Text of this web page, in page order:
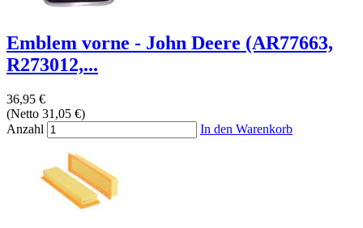
Emblem vorne - John Deere (AR77663,
R273012,...
36,95 €
(Netto 31,05 €)
Anzahl
In den Warenkorb